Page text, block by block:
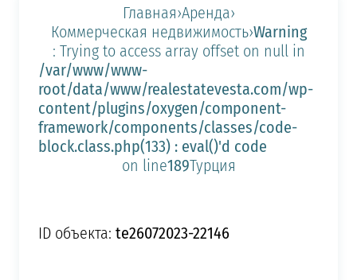
Главная›Аренда›
Коммерческая недвижимость›Warning
: Trying to access array offset on null in
/var/www/www-
root/data/www/realestatevesta.com/wp-
content/plugins/oxygen/component-
framework/components/classes/code-
block.class.php(133) : eval()'d code
on line189Турция
ID объекта: te26072023-22146